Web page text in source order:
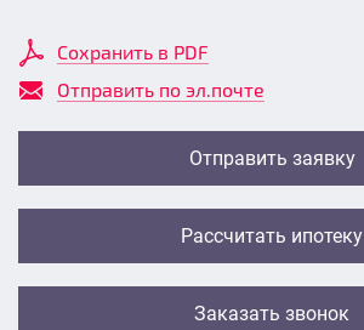
Сохранить в PDF
Отправить по эл.почте
Отправить заявку
Рассчитать ипотеку
Заказать звонок